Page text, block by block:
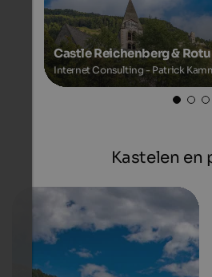
Castle Reichenberg &
Internet Consulting - Patrick
Kastelen en